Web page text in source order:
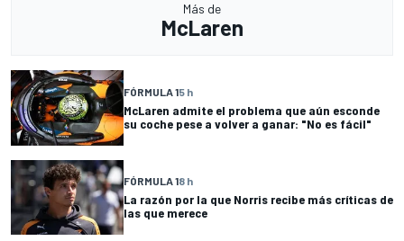
Más de
McLaren
FÓRMULA 15 h
McLaren admite el problema que aún esconde
su coche pese a volver a ganar: "No es fácil"
FÓRMULA 18 h
La razón por la que Norris recibe más críticas de
las que merece